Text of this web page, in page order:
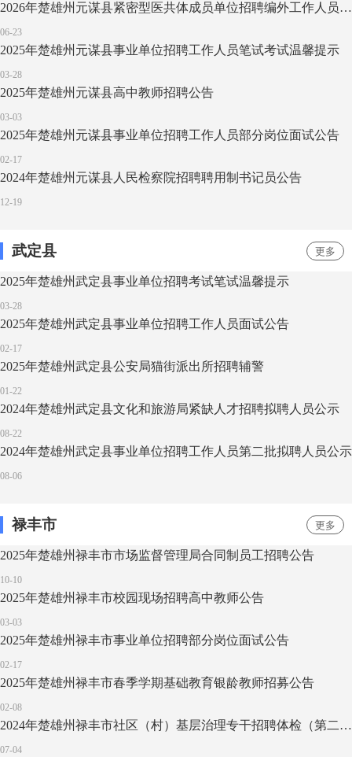
2026年楚雄州元谋县紧密型医共体成员单位招聘编外工作人员公告
06-23
2025年楚雄州元谋县事业单位招聘工作人员笔试考试温馨提示
03-28
2025年楚雄州元谋县高中教师招聘公告
03-03
2025年楚雄州元谋县事业单位招聘工作人员部分岗位面试公告
02-17
2024年楚雄州元谋县人民检察院招聘聘用制书记员公告
12-19
武定县 更多
2025年楚雄州武定县事业单位招聘考试笔试温馨提示
03-28
2025年楚雄州武定县事业单位招聘工作人员面试公告
02-17
2025年楚雄州武定县公安局猫街派出所招聘辅警
01-22
2024年楚雄州武定县文化和旅游局紧缺人才招聘拟聘人员公示
08-22
2024年楚雄州武定县事业单位招聘工作人员第二批拟聘人员公示
08-06
禄丰市 更多
2025年楚雄州禄丰市市场监督管理局合同制员工招聘公告
10-10
2025年楚雄州禄丰市校园现场招聘高中教师公告
03-03
2025年楚雄州禄丰市事业单位招聘部分岗位面试公告
02-17
2025年楚雄州禄丰市春季学期基础教育银龄教师招募公告
02-08
2024年楚雄州禄丰市社区（村）基层治理专干招聘体检（第二批）公告
07-04